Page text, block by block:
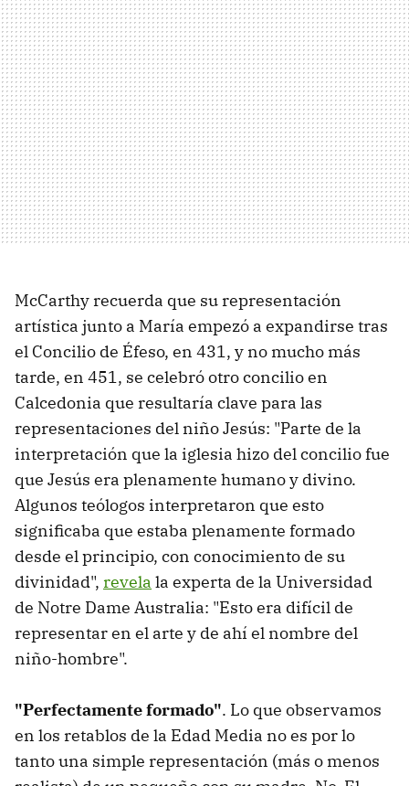
McCarthy recuerda que su representación
artística junto a María empezó a expandirse tras
el Concilio de Éfeso, en 431, y no mucho más
tarde, en 451, se celebró otro concilio en
Calcedonia que resultaría clave para las
representaciones del niño Jesús: "Parte de la
interpretación que la iglesia hizo del concilio fue
que Jesús era plenamente humano y divino.
Algunos teólogos interpretaron que esto
significaba que estaba plenamente formado
desde el principio, con conocimiento de su
divinidad", revela la experta de la Universidad
de Notre Dame Australia: "Esto era difícil de
representar en el arte y de ahí el nombre del
niño-hombre".
"Perfectamente formado". Lo que observamos
en los retablos de la Edad Media no es por lo
tanto una simple representación (más o menos